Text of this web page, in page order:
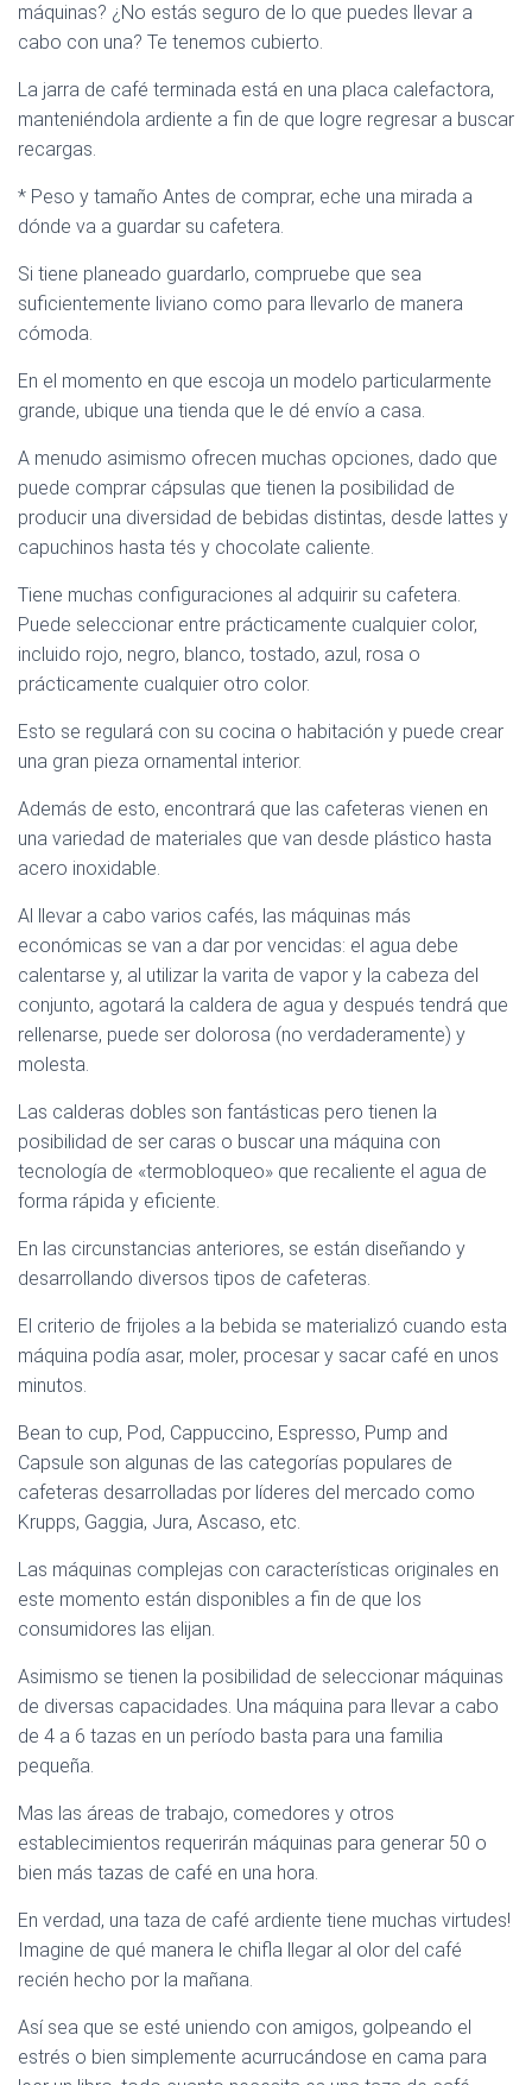
máquinas? ¿No estás seguro de lo que puedes llevar a
cabo con una? Te tenemos cubierto.
La jarra de café terminada está en una placa calefactora,
manteniéndola ardiente a fin de que logre regresar a buscar
recargas.
* Peso y tamaño Antes de comprar, eche una mirada a
dónde va a guardar su cafetera.
Si tiene planeado guardarlo, compruebe que sea
suficientemente liviano como para llevarlo de manera
cómoda.
En el momento en que escoja un modelo particularmente
grande, ubique una tienda que le dé envío a casa.
A menudo asimismo ofrecen muchas opciones, dado que
puede comprar cápsulas que tienen la posibilidad de
producir una diversidad de bebidas distintas, desde lattes y
capuchinos hasta tés y chocolate caliente.
Tiene muchas configuraciones al adquirir su cafetera.
Puede seleccionar entre prácticamente cualquier color,
incluido rojo, negro, blanco, tostado, azul, rosa o
prácticamente cualquier otro color.
Esto se regulará con su cocina o habitación y puede crear
una gran pieza ornamental interior.
Además de esto, encontrará que las cafeteras vienen en
una variedad de materiales que van desde plástico hasta
acero inoxidable.
Al llevar a cabo varios cafés, las máquinas más
económicas se van a dar por vencidas: el agua debe
calentarse y, al utilizar la varita de vapor y la cabeza del
conjunto, agotará la caldera de agua y después tendrá que
rellenarse, puede ser dolorosa (no verdaderamente) y
molesta.
Las calderas dobles son fantásticas pero tienen la
posibilidad de ser caras o buscar una máquina con
tecnología de «termobloqueo» que recaliente el agua de
forma rápida y eficiente.
En las circunstancias anteriores, se están diseñando y
desarrollando diversos tipos de cafeteras.
El criterio de frijoles a la bebida se materializó cuando esta
máquina podía asar, moler, procesar y sacar café en unos
minutos.
Bean to cup, Pod, Cappuccino, Espresso, Pump and
Capsule son algunas de las categorías populares de
cafeteras desarrolladas por líderes del mercado como
Krupps, Gaggia, Jura, Ascaso, etc.
Las máquinas complejas con características originales en
este momento están disponibles a fin de que los
consumidores las elijan.
Asimismo se tienen la posibilidad de seleccionar máquinas
de diversas capacidades. Una máquina para llevar a cabo
de 4 a 6 tazas en un período basta para una familia
pequeña.
Mas las áreas de trabajo, comedores y otros
establecimientos requerirán máquinas para generar 50 o
bien más tazas de café en una hora.
En verdad, una taza de café ardiente tiene muchas virtudes!
Imagine de qué manera le chifla llegar al olor del café
recién hecho por la mañana.
Así sea que se esté uniendo con amigos, golpeando el
estrés o bien simplemente acurrucándose en cama para